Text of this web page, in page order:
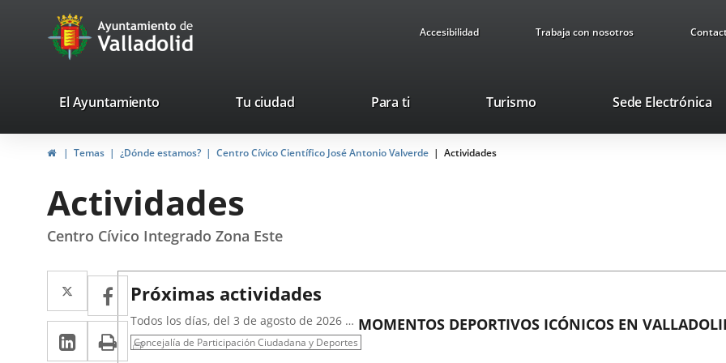
Portal
Web
Ayuntamiento
de
Accesibilidad Trabaja con nosotros
valladolid.es
El Ayuntamiento Tu ciudad Para ti TurismoEste
se
Sede Electrónica
InicioTemas ¿Dónde estamos? Centro Cívico Científico José Antonio Valverde Actividades
Actividades
Centro Cívico Integrado Zona Este
Twitter
Enlace
a
una
Facebook
Enlace
a
una
LinkedIn
EnlaceImprimir
Próximas actividades
MOMENTOS DEPORTIVOS ICÓNICOS EN
Todos los días, del 3 de agosto de 2026 al
31 de agosto de 2026
Concejalía de Participación Ciudadana y Deportes